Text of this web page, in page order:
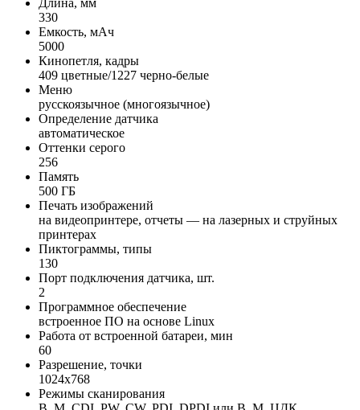
Длина, мм
330
Емкость, мАч
5000
Кинопетля, кадры
409 цветные/1227 черно-белые
Меню
русскоязычное (многоязычное)
Определение датчика
автоматическое
Оттенки серого
256
Память
500 ГБ
Печать изображений
на видеопринтере, отчеты — на лазерных и струйных
принтерах
Пиктограммы, типы
130
Порт подключения датчика, шт.
2
Программное обеспечение
встроенное ПО на основе Linux
Работа от встроенной батареи, мин
60
Разрешение, точки
1024х768
Режимы сканирования